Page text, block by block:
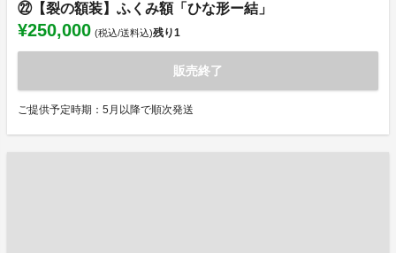
㉒【裂の額装】ふくみ額「ひな形ー結」
¥250,000 (税込/送料込)残り1
販売終了
ご提供予定時期：5月以降で順次発送